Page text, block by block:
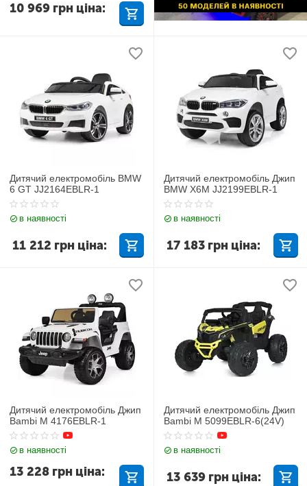
10 969 грн ціна:
Дитячий електромобіль BMW
6 GT JJ2164EBLR-1
в наявності
11 212 грн ціна:
Дитячий електромобіль Джип
BMW X6M JJ2199EBLR-1
в наявності
17 183 грн ціна:
Дитячий електромобіль Джип
Bambi M 4176EBLR-1
в наявності
13 228 грн ціна:
Дитячий електромобіль Джип
Bambi M 5099EBLR-6(24V)
в наявності
13 639 грн ціна: